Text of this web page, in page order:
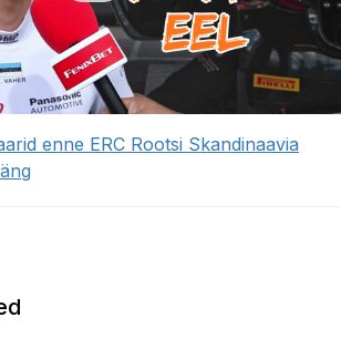
enne ERC Rootsi Skandinaavia